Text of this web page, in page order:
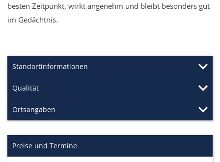
besten Zeitpunkt, wirkt angenehm und bleibt besonders gut
im Gedächtnis.
Standortinformationen
Qualität
Ortsangaben
Preise und Termine